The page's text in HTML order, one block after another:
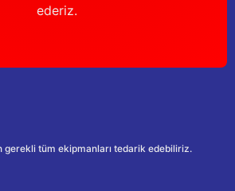
ederiz.
gerekli tüm ekipmanları tedarik edebiliriz.